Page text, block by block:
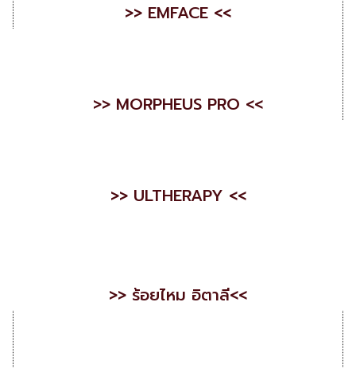
>> EMFACE <<
>> MORPHEUS PRO <<
>> ULTHERAPY <<
>> ร้อยไหม อิตาลี<<